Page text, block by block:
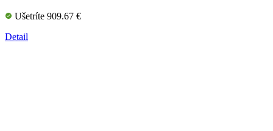
Ušetríte 909.67 €
Detail